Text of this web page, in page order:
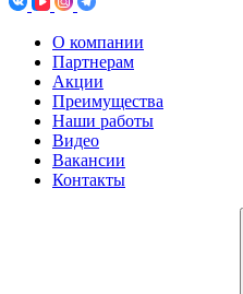
О компании
Партнерам
Акции
Преимущества
Наши работы
Видео
Вакансии
Контакты